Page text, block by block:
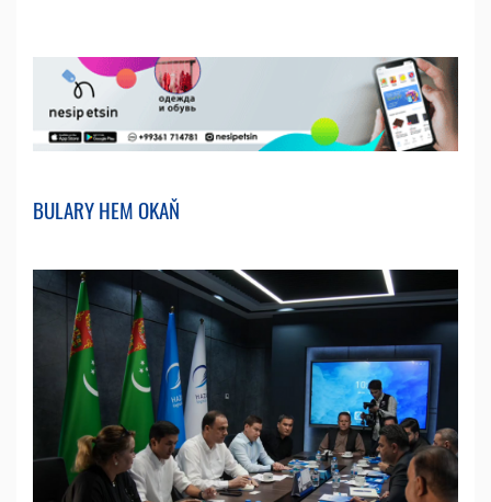
BULARY HEM OKAŇ